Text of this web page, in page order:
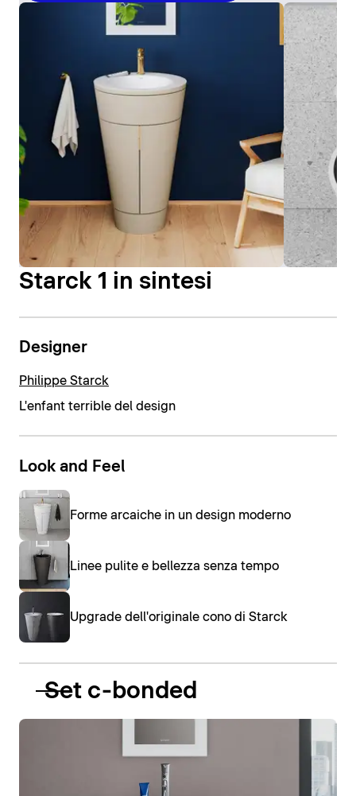
Starck 1 in sintesi
Designer
Philippe Starck
L'enfant terrible del design
Look and Feel
Forme arcaiche in un design moderno
Linee pulite e bellezza senza tempo
Upgrade dell'originale cono di Starck
Set c-bonded